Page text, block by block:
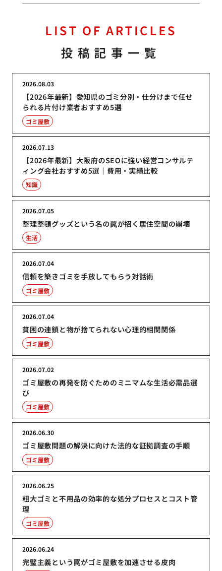
LIST OF ARTICLES
投稿記事一覧
【2026年最新】愛知県のゴミ分別・仕分けまで任せ
られる片付け業者おすすめ5選
2026.08.03
ゴミ屋敷
【2026年最新】大阪府のSEOに強い経営コンサルテ
ィング会社おすすめ5選｜費用・実績比較
2026.07.13
知識
整理整頓グッズという名の罠が招く居住空間の崩壊
2026.07.05
生活
信頼を築きゴミを手放してもらう対話術
2026.07.04
ゴミ屋敷
貧困の連鎖と物が捨てられない心理的相関関係
2026.07.04
ゴミ屋敷
ゴミ屋敷の再発を防ぐためのミニマムな生活必需品選
び
2026.07.02
ゴミ屋敷
ゴミ屋敷問題の解決に向けた法的な証拠調査の手順
2026.06.30
ゴミ屋敷
粗大ゴミと不用品の効率的な処分プロセスとコスト管
理
2026.06.25
ゴミ屋敷
完璧主義という罠がゴミ屋敷を加速させる皮肉
2026.06.24